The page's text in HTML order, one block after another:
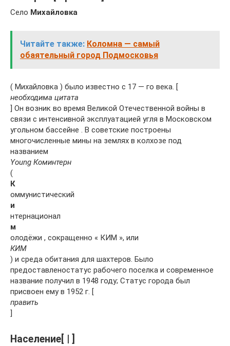
Село Михайловка
Читайте также: Коломна — самый
обаятельный город Подмосковья
( Михайловка ) было известно с 17 — го века. [
необходима цитата
] Он возник во время Великой Отечественной войны в
связи с интенсивной эксплуатацией угля в Московском
угольном бассейне . В советские построены
многочисленные мины на землях в колхозе под
названием
Young Коминтерн
(
К
оммунистический
и
нтернационал
м
олодёжи , сокращенно « КИМ », или
КИМ
) и среда обитания для шахтеров. Было
предоставленостатус рабочего поселка и современное
название получил в 1948 году; Статус города был
присвоен ему в 1952 г. [
править
]
Население[ | ]